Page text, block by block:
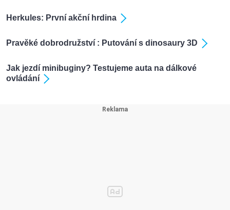
Herkules: První akční hrdina
Pravěké dobrodružství : Putování s dinosaury 3D
Jak jezdí minibuginy? Testujeme auta na dálkové
ovládání